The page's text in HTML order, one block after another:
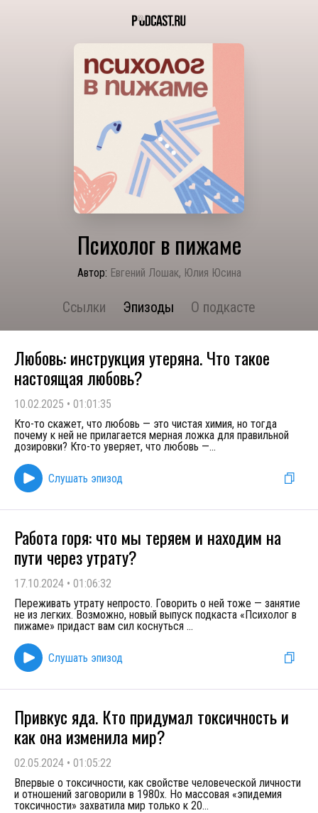
Психолог в пижаме
Автор: Евгений Лошак, Юлия Юсина
Ссылки Эпизоды О подкасте
Любовь: инструкция утеряна. Что такое
настоящая любовь?
10.02.2025 • 01:01:35
Кто-то скажет, что любовь — это чистая химия, но тогда
почему к ней не прилагается мерная ложка для правильной
дозировки? Кто-то уверяет, что любовь —...
Слушать эпизод
Работа горя: что мы теряем и находим на
пути через утрату?
17.10.2024 • 01:06:32
Переживать утрату непросто. Говорить о ней тоже — занятие
не из легких. Возможно, новый выпуск подкаста «Психолог в
пижаме» придаст вам сил коснуться ...
Слушать эпизод
Привкус яда. Кто придумал токсичность и
как она изменила мир?
02.05.2024 • 01:05:22
Впервые о токсичности, как свойстве человеческой личности
и отношений заговорили в 1980х. Но массовая «эпидемия
токсичности» захватила мир только к 20...